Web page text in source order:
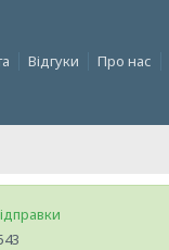
Відгуки Про нас